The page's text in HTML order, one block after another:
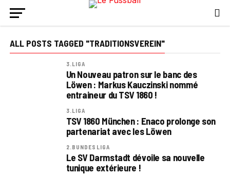
ALL POSTS TAGGED "TRADITIONSVEREIN"
3.LIGA
Un Nouveau patron sur le banc des
Löwen : Markus Kauczinski nommé
entraineur du TSV 1860 !
3.LIGA
TSV 1860 München : Enaco prolonge son
partenariat avec les Löwen
2.BUNDESLIGA
Le SV Darmstadt dévoile sa nouvelle
tunique extérieure !